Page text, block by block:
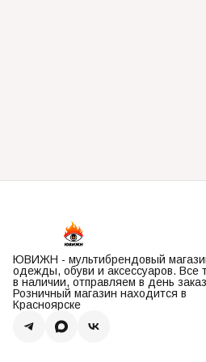
ЮВИЖН - мультибрендовый
одежды, обуви и аксессуаров. Все
в наличии, отправляем в день
Розничный магазин находится в
Красноярске